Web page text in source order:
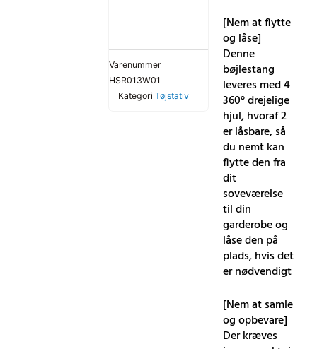
Varenummer
HSR013W01
Kategori Tøjstativ
[Nem at flytte
og låse]
Denne
bøjlestang
leveres med 4
360° drejelige
hjul, hvoraf 2
er låsbare, så
du nemt kan
flytte den fra
dit
soveværelse
til din
garderobe og
låse den på
plads, hvis det
er nødvendigt
[Nem at samle
og opbevare]
Der kræves